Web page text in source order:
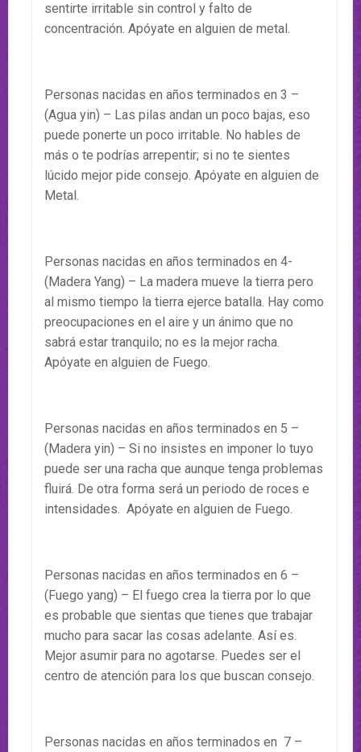
sentirte irritable sin control y falto de
concentración. Apóyate en alguien de metal.
Personas nacidas en años terminados en 3 –
(Agua yin) – Las pilas andan un poco bajas, eso
puede ponerte un poco irritable. No hables de
más o te podrías arrepentir; si no te sientes
lúcido mejor pide consejo. Apóyate en alguien de
Metal.
Personas nacidas en años terminados en 4-
(Madera Yang) – La madera mueve la tierra pero
al mismo tiempo la tierra ejerce batalla. Hay como
preocupaciones en el aire y un ánimo que no
sabrá estar tranquilo; no es la mejor racha.
Apóyate en alguien de Fuego.
Personas nacidas en años terminados en 5 –
(Madera yin) – Si no insistes en imponer lo tuyo
puede ser una racha que aunque tenga problemas
fluirá. De otra forma será un periodo de roces e
intensidades. Apóyate en alguien de Fuego.
Personas nacidas en años terminados en 6 –
(Fuego yang) – El fuego crea la tierra por lo que
es probable que sientas que tienes que trabajar
mucho para sacar las cosas adelante. Así es.
Mejor asumir para no agotarse. Puedes ser el
centro de atención para los que buscan consejo.
Personas nacidas en años terminados en 7 –